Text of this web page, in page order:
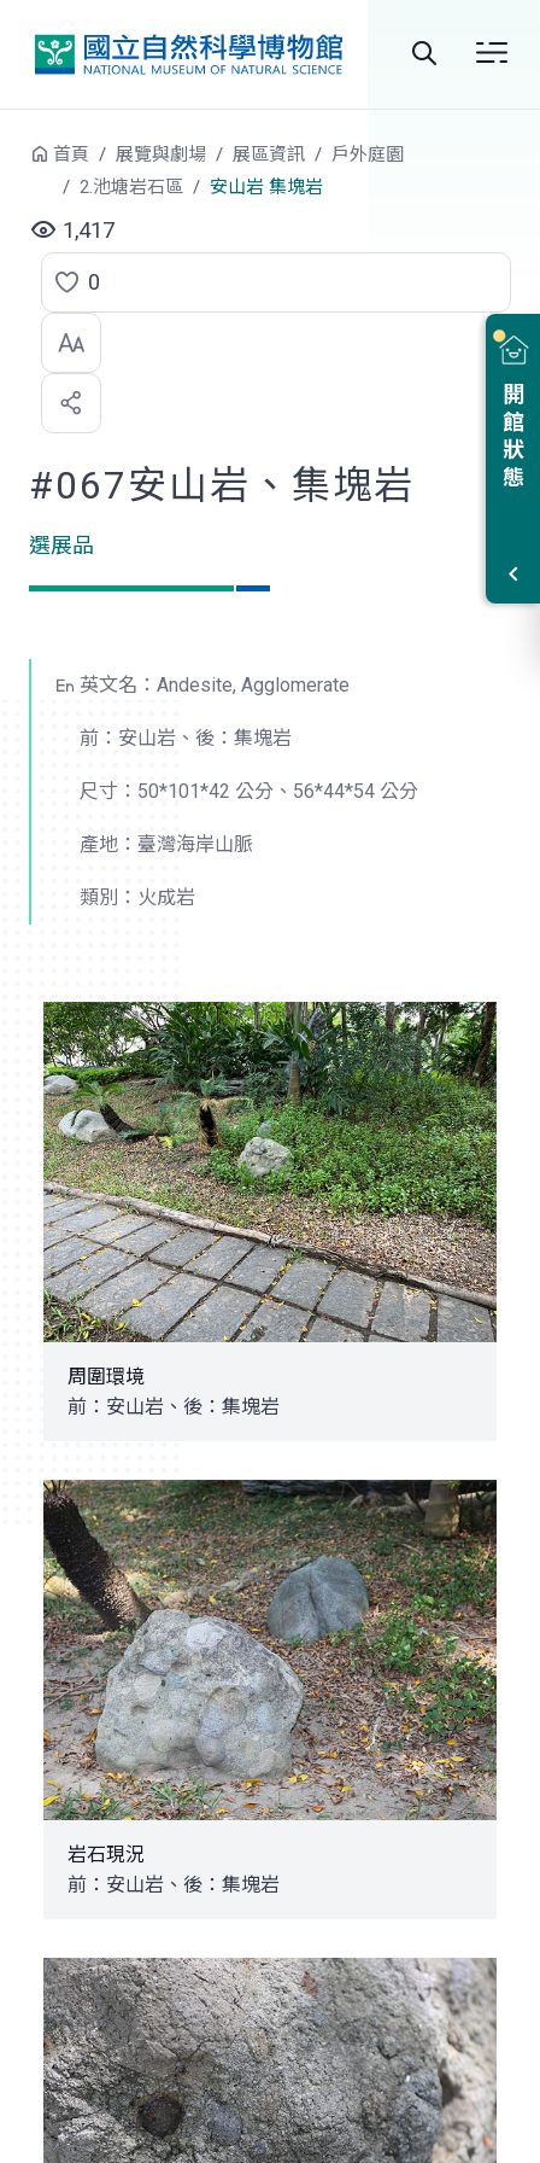
開館狀態
首頁 展覽與劇場 展區資訊
戶外庭園
2.池塘岩石區
安山岩 集塊岩
1,417
點
選
喜
歡
0
#067安山岩、集塊岩
選展品
英文名：Andesite, Agglomerate
前：安山岩、後：集塊岩
尺寸：50*101*42 公分、56*44*54 公分
產地：臺灣海岸山脈
類別：火成岩
周圍環境
前：安山岩、後：集塊岩
岩石現況
前：安山岩、後：集塊岩